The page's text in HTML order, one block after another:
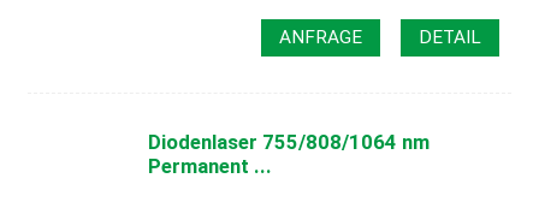
ANFRAGE DETAIL
Diodenlaser 755/808/1064 nm
Permanent ...